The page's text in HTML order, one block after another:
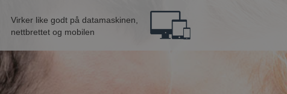
Virker like godt på datamaskinen,
nettbrettet og mobilen